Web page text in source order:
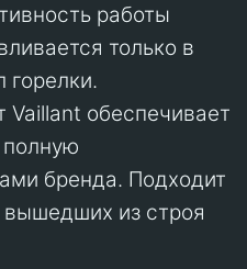
работы
только в
горелки.
Vaillant обеспечивает
бренда. Подходит
из строя